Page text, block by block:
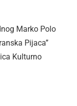
Marko Polo
Pijaca”
Kulturno